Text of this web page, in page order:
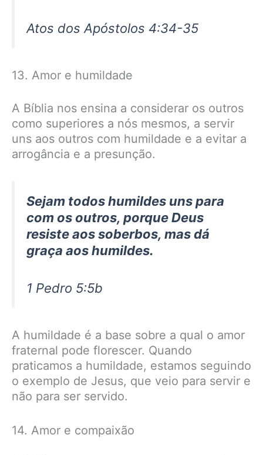
Atos dos Apóstolos 4:34-35
13. Amor e humildade
A Bíblia nos ensina a considerar os outros
como superiores a nós mesmos, a servir
uns aos outros com humildade e a evitar a
arrogância e a presunção.
Sejam todos humildes uns para
com os outros, porque Deus
resiste aos soberbos, mas dá
graça aos humildes.
1 Pedro 5:5b
A humildade é a base sobre a qual o amor
fraternal pode florescer. Quando
praticamos a humildade, estamos seguindo
o exemplo de Jesus, que veio para servir e
não para ser servido.
14. Amor e compaixão